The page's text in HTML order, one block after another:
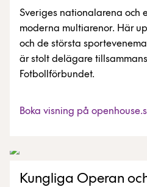
Sveriges nationalarena och
moderna multiarenor. Här
och de största
är stolt delägare
Fotbollförbundet.
Boka visning på
Kungliga Operan